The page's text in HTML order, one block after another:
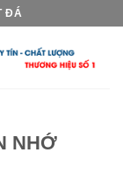
ĐÁ
NHỚ